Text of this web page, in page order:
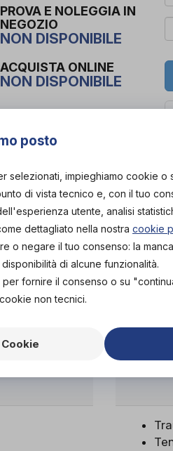
PROVA E NOLEGGIA IN
NEGOZIO
NON DISPONIBILE
ACQUISTA ONLINE
NON DISPONIBILE
L'acquisto in negozio è
10-14
0°
posto
selezionati, impieghiamo cookie o
di vista tecnico e, con il tuo
utente, analisi
dettagliato nella nostra cookie
o negare il tuo consenso: la
di alcune funzionalità.
fornire il consenso o su
non tecnici.